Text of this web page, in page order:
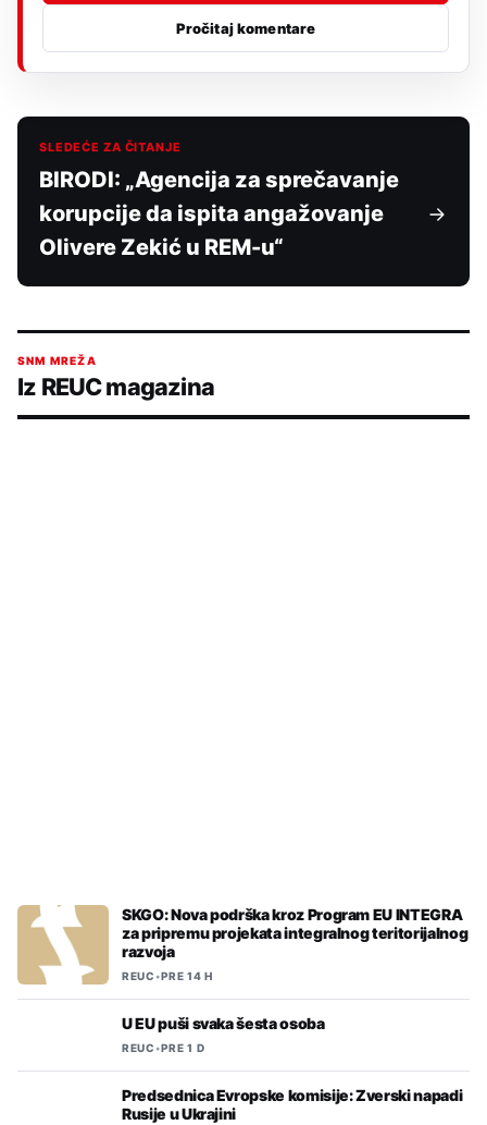
Pročitaj komentare
SLEDEĆE ZA ČITANJE
BIRODI: „Agencija za sprečavanje
korupcije da ispita angažovanje
Olivere Zekić u REM-u“
SNM MREŽA
Iz REUC magazina
SKGO: Nova podrška kroz Program EU INTEGRA
za pripremu projekata integralnog teritorijalnog
razvoja
REUC•PRE 14 H
U EU puši svaka šesta osoba
REUC•PRE 1 D
Predsednica Evropske komisije: Zverski napadi
Rusije u Ukrajini